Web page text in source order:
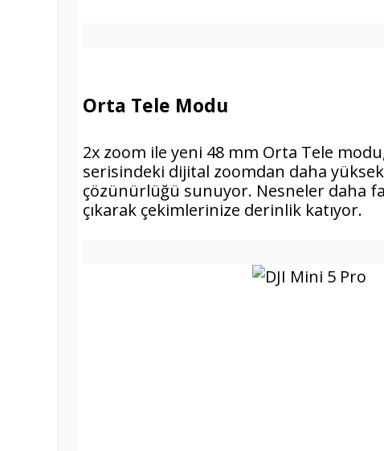
Orta Tele Modu
2x zoom ile yeni 48 mm Orta Tele
serisindeki dijital zoomdan daha
çözünürlüğü sunuyor. Nesneler daha
çıkarak çekimlerinize derinlik katıyor.